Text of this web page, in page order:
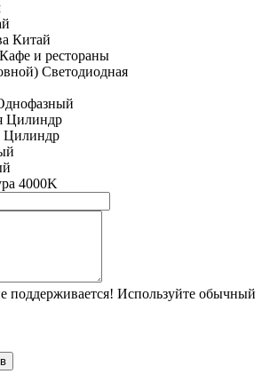
Китай
Кафе и рестораны
Светодиодная
Цилиндр
Цилиндр
4000K
поддерживается! Используйте обычный